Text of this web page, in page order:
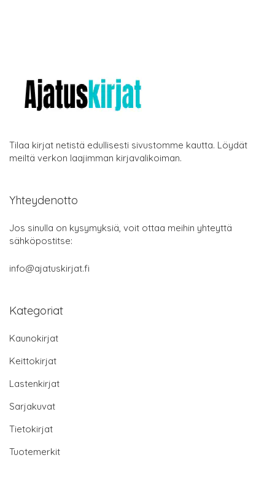
Tilaa kirjat netistä edullisesti sivustomme kautta. Löydät
meiltä verkon laajimman kirjavalikoiman.
Yhteydenotto
Jos sinulla on kysymyksiä, voit ottaa meihin yhteyttä
sähköpostitse:
info@ajatuskirjat.fi
Kategoriat
Kaunokirjat
Keittokirjat
Lastenkirjat
Sarjakuvat
Tietokirjat
Tuotemerkit